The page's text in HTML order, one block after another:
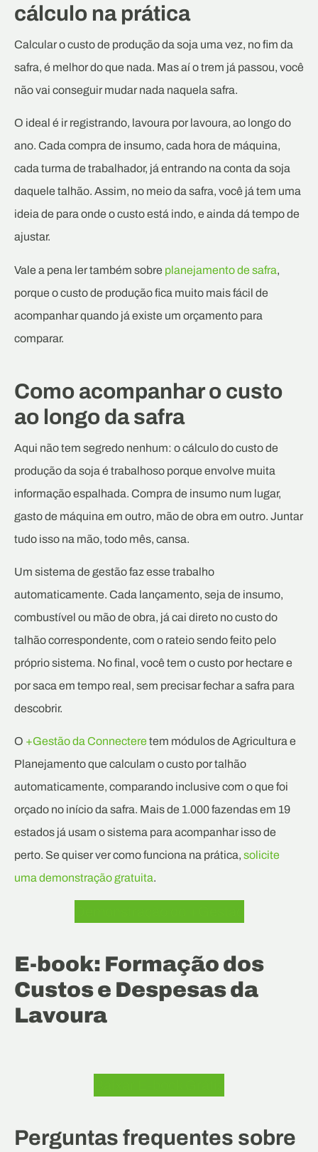
cálculo na prática
Calcular o custo de produção da soja uma vez, no fim da
safra, é melhor do que nada. Mas aí o trem já passou, você
não vai conseguir mudar nada naquela safra.
O ideal é ir registrando, lavoura por lavoura, ao longo do
ano. Cada compra de insumo, cada hora de máquina,
cada turma de trabalhador, já entrando na conta da soja
daquele talhão. Assim, no meio da safra, você já tem uma
ideia de para onde o custo está indo, e ainda dá tempo de
ajustar.
Vale a pena ler também sobre planejamento de safra,
porque o custo de produção fica muito mais fácil de
acompanhar quando já existe um orçamento para
comparar.
Como acompanhar o custo
ao longo da safra
Aqui não tem segredo nenhum: o cálculo do custo de
produção da soja é trabalhoso porque envolve muita
informação espalhada. Compra de insumo num lugar,
gasto de máquina em outro, mão de obra em outro. Juntar
tudo isso na mão, todo mês, cansa.
Um sistema de gestão faz esse trabalho
automaticamente. Cada lançamento, seja de insumo,
combustível ou mão de obra, já cai direto no custo do
talhão correspondente, com o rateio sendo feito pelo
próprio sistema. No final, você tem o custo por hectare e
por saca em tempo real, sem precisar fechar a safra para
descobrir.
O +Gestão da Connecteretem módulos de Agricultura e
Planejamento que calculam o custo por talhão
automaticamente, comparando inclusive com o que foi
orçado no início da safra. Mais de 1.000 fazendas em 19
estados já usam o sistema para acompanhar isso de
perto. Se quiser ver como funciona na prática, solicite
uma demonstração gratuita.
E-book: Formação dos
Custos e Despesas da
Lavoura
Perguntas frequentes sobre